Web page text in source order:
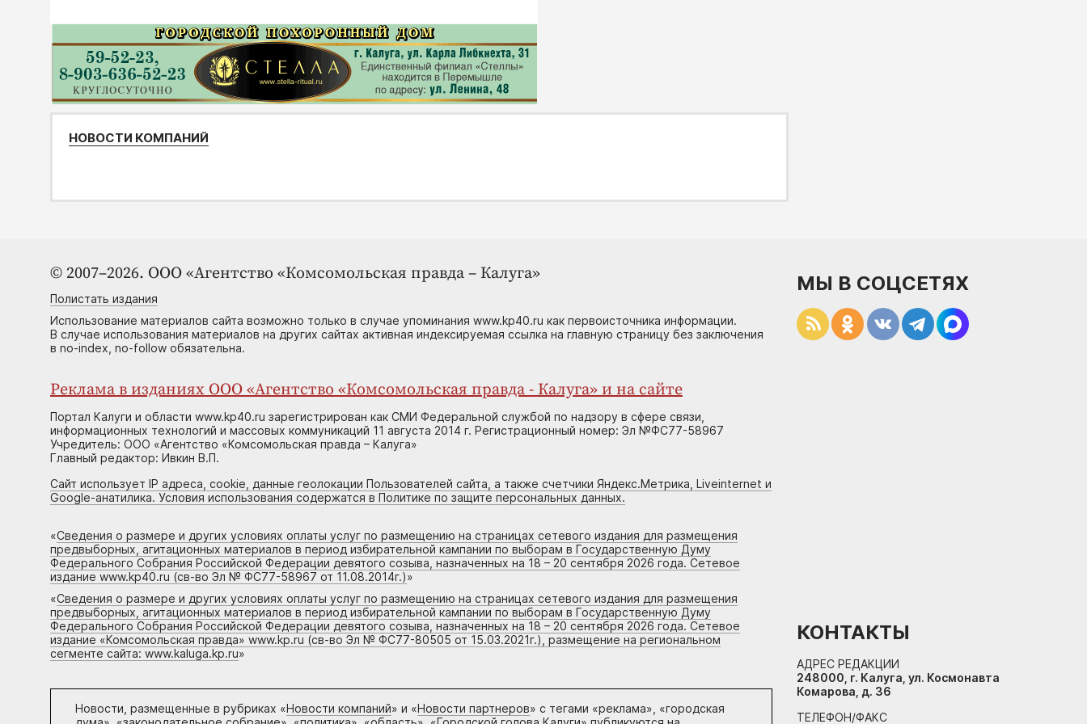
НОВОСТИ КОМПАНИЙ
© 2007–2026. ООО «Агентство «Комсомольская правда – Калуга»
Полистать издания
Использование материалов сайта возможно только в случае упоминания www.kp40.ru как первоисточника информации.
В случае использования материалов на других сайтах активная индексируемая ссылка на главную страницу без заключения
в no-index, no-follow обязательна.
Реклама в изданиях ООО «Агентство «Комсомольская правда - Калуга» и на сайте
Портал Калуги и области www.kp40.ru зарегистрирован как СМИ Федеральной службой по надзору в сфере связи,
информационных технологий и массовых коммуникаций 11 августа 2014 г. Регистрационный номер: Эл №ФС77-58967
Учредитель: ООО «Агентство «Комсомольская правда – Калуга»
Главный редактор: Ивкин В.П.
Сайт использует IP адреса, cookie, данные геолокации Пользователей сайта, а также счетчики Яндекс.Метрика, Liveinternet и
Google-анатилика. Условия использования содержатся в Политике по защите персональных данных.
«Сведения о размере и других условиях оплаты услуг по размещению на страницах сетевого издания для размещения
предвыборных, агитационных материалов в период избирательной кампании по выборам в Государственную Думу
Федерального Собрания Российской Федерации девятого созыва, назначенных на 18 – 20 сентября 2026 года. Сетевое
издание www.kp40.ru (св-во Эл № ФС77-58967 от 11.08.2014г.)»
«Сведения о размере и других условиях оплаты услуг по размещению на страницах сетевого издания для размещения
предвыборных, агитационных материалов в период избирательной кампании по выборам в Государственную Думу
Федерального Собрания Российской Федерации девятого созыва, назначенных на 18 – 20 сентября 2026 года. Сетевое
издание «Комсомольская правда» www.kp.ru (св-во Эл № ФС77-80505 от 15.03.2021г.), размещение на региональном
сегменте сайта: www.kaluga.kp.ru»
Новости, размещенные в рубриках «Новости компаний» и «Новости партнеров» с тегами «реклама», «городская
МЫ В СОЦСЕТЯХ
КОНТАКТЫ
АДРЕС РЕДАКЦИИ
248000, г. Калуга, ул. Космонавта
Комарова, д. 36
ТЕЛЕФОН/ФАКС